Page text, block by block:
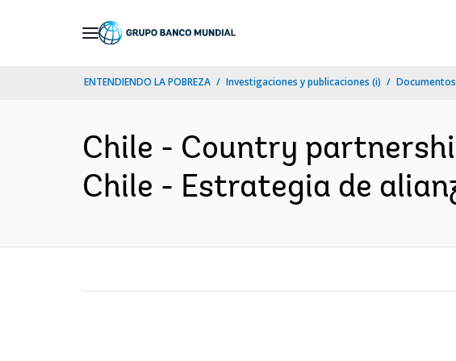
ENTENDIENDO LA POBREZA Investigaciones y publicaciones (i)
Chile - Country
Chile - Estrategia de